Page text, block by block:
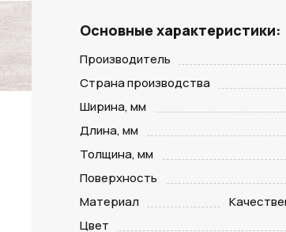
Основные характеристики:
Производитель
Страна производства
Ширина, мм
Длина, мм
Толщина, мм
Поверхность
Материал
Цвет